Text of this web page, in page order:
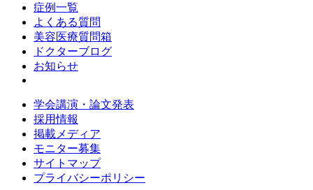
症例一覧
よくある質問
美容医療質問箱
ドクターブログ
お知らせ
学会講演・論文発表
採用情報
掲載メディア
モニター募集
サイトマップ
プライバシーポリシー